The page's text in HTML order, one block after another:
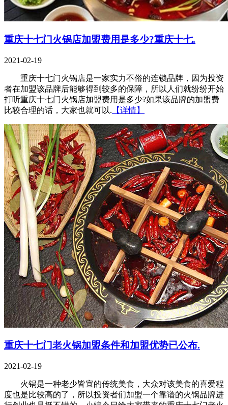
重庆十七门火锅店加盟费用是多少?重庆十七.
2021-02-19
重庆十七门火锅店是一家实力不俗的连锁品牌，因为投资
者在加盟该品牌后能够得到较多的保障，所以人们就纷纷开始
打听重庆十七门火锅店加盟费用是多少?如果该品牌的加盟费
比较合理的话，大家也就可以. 【详情】
重庆十七门老火锅加盟条件和加盟优势已公布.
2021-02-19
火锅是一种老少皆宜的传统美食，大众对该美食的喜爱程
度也是比较高的了，所以投资者们加盟一个靠谱的火锅品牌进